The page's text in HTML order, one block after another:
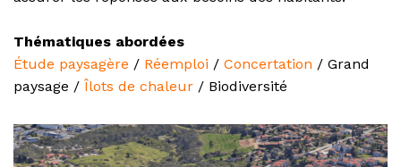
Thématiques abordées
Étude paysagère / Réemploi / Concertation / Grand
paysage / Îlots de chaleur / Biodiversité